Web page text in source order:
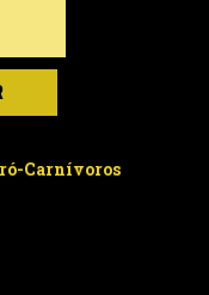
Carnívoros